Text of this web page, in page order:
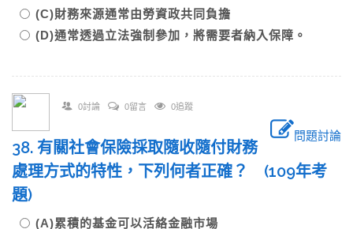
(C)財務來源通常由勞資政共同負擔
(D)通常透過立法強制參加，將需要者納入保障。
0討論 0留言 0追蹤
問題討論
38. 有關社會保險採取隨收隨付財務
處理方式的特性，下列何者正確？ (109年考
題)
(A)累積的基金可以活絡金融市場